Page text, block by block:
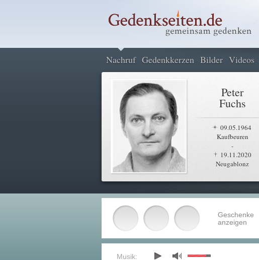
Nachruf Gedenkkerzen Bilder Videos
Peter
Fuchs
09.05.1964
Kaufbeuren
-
19.11.2020
Neugablonz
Geschenke
anzeigen
Musik: